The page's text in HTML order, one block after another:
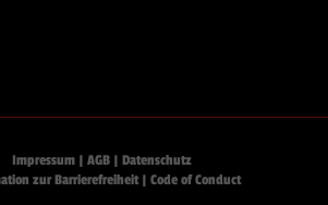
m
Impressum |AGB |Datenschutz
zur Barrierefreiheit|Code of Conduct